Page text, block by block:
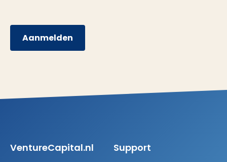
Aanmelden
VentureCapital.nl Support